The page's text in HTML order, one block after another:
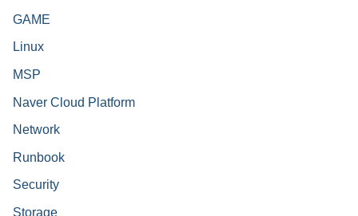
GAME
Linux
MSP
Naver Cloud Platform
Network
Runbook
Security
Storage